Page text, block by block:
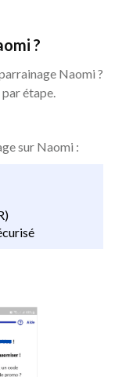
?
Naomi ?
étape.
sur Naomi :